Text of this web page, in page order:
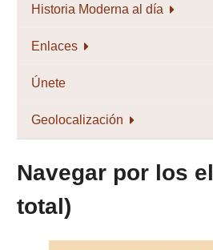
Historia Moderna al día
Enlaces
Únete
Geolocalización
Navegar por los
total)